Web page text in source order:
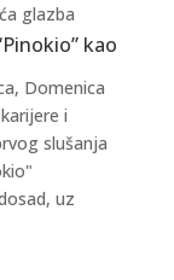
kao
glazba
Domenica
i
slušanja
uz